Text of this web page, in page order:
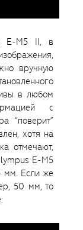
E-M5 II, в
вручную
в любом
с
“поверит”
хотя на
отмечают,
E-M5
мм. Если же
50 мм, то